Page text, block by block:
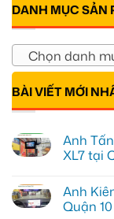
DANH MỤC SẢN
Chọn danh
BÀI VIẾT MỚI
Anh
XL7 tại
bình
luận
ở
Anh
Quận